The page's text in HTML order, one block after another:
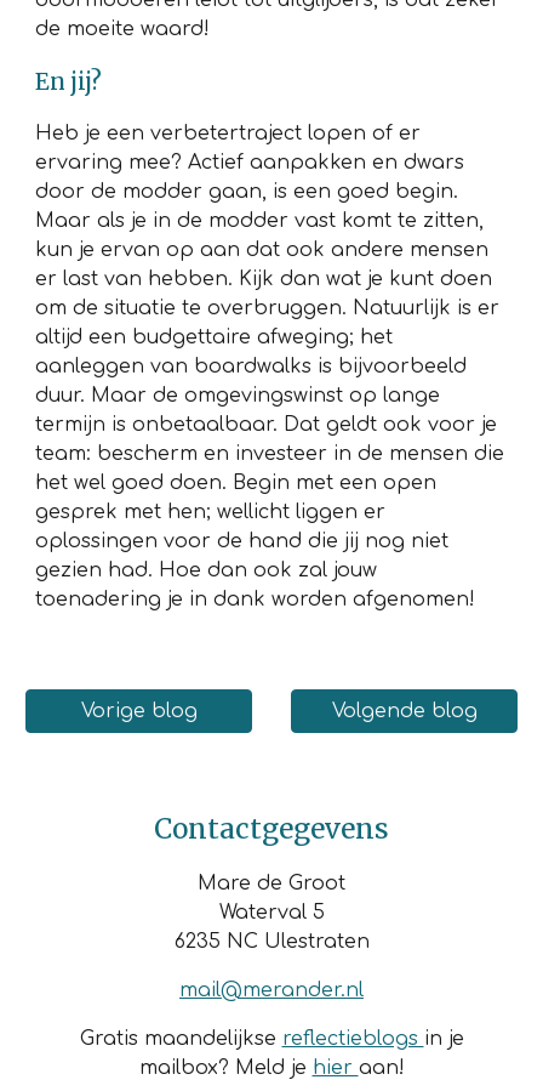
de moeite waard!
En jij?
Heb je een verbetertraject lopen of er
ervaring mee? Actief aanpakken en dwars
door de modder gaan, is een goed begin.
Maar als je in de modder vast komt te zitten,
kun je ervan op aan dat ook andere mensen
er last van hebben. Kijk dan wat je kunt doen
om de situatie te overbruggen. Natuurlijk is er
altijd een budgettaire afweging; het
aanleggen van boardwalks is bijvoorbeeld
duur. Maar de omgevingswinst op lange
termijn is onbetaalbaar. Dat geldt ook voor je
team: bescherm en investeer in de mensen die
het wel goed doen. Begin met een open
gesprek met hen; wellicht liggen er
oplossingen voor de hand die jij nog niet
gezien had. Hoe dan ook zal jouw
toenadering je in dank worden afgenomen!
Vorige blog Volgende blog
Contactgegevens
Mare de Groot
Waterval 5
6235 NC Ulestraten
mail@merander.nl
Gratis maandelijkse reflectieblogs in je
mailbox? Meld je hier aan!